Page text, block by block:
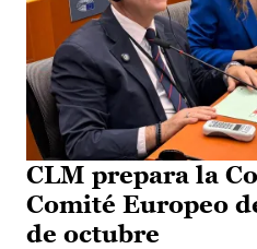
CLM prepara la
Comité Europeo
de octubre